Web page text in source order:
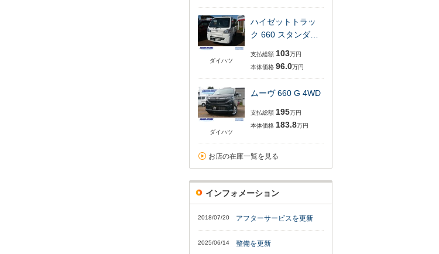
ダイハツ
ハイゼットトラッ
ク 660 スタンダ…
支払総額 103万円
本体価格 96.0万円
ダイハツ
ムーヴ 660 G 4WD
支払総額 195万円
本体価格 183.8万円
お店の在庫一覧を見る
インフォメーション
2018/07/20 アフターサービスを更新
2025/06/14 整備を更新